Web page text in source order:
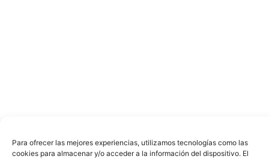
Para ofrecer las mejores experiencias, utilizamos tecnologías como las
cookies para almacenar y/o acceder a la información del dispositivo. El